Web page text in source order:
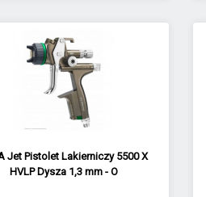
Jet Pistolet Lakierniczy 5500 X
HVLP Dysza 1,3 mm - O